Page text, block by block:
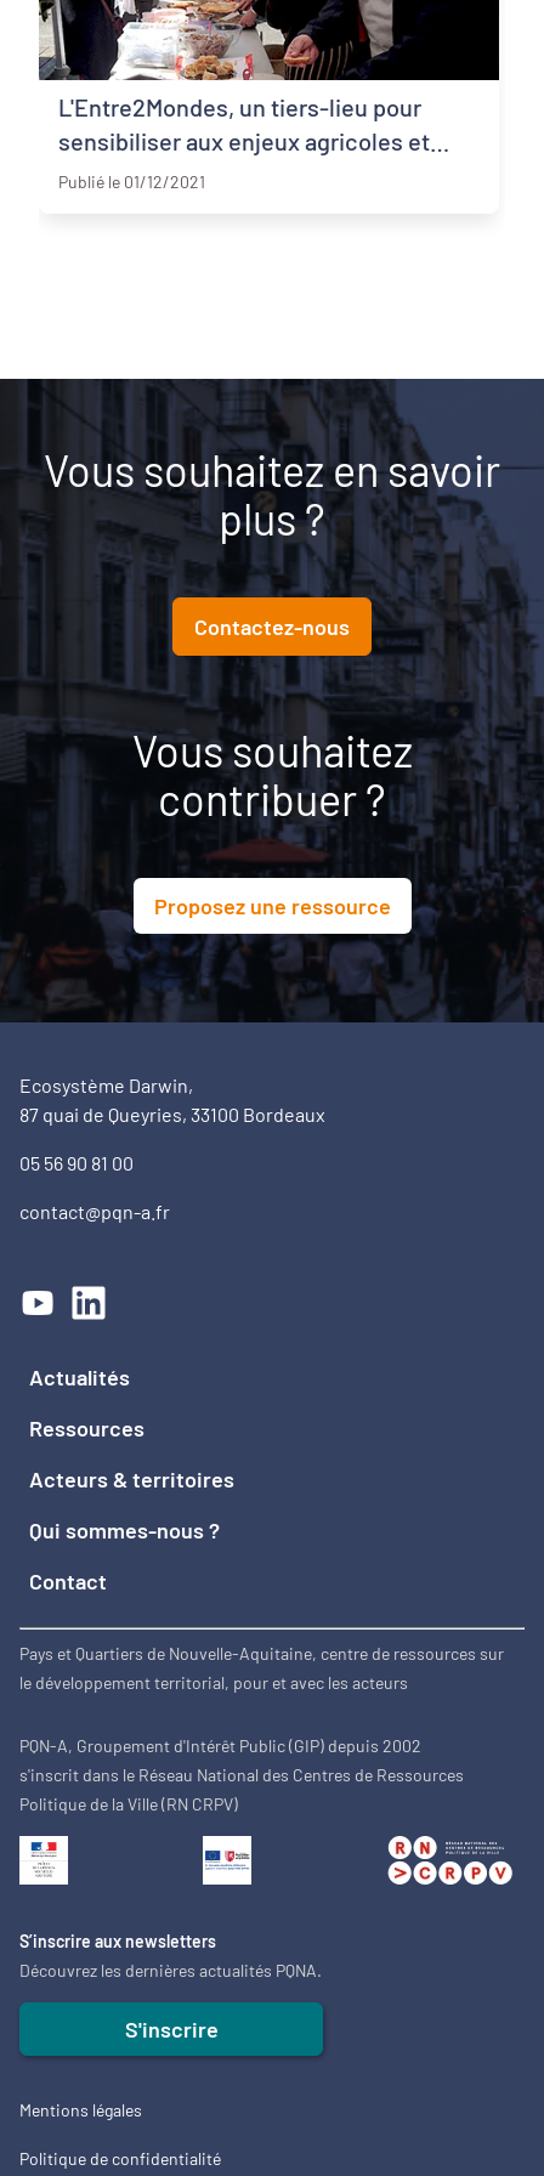
L'Entre2Mondes, un tiers-lieu pour
sensibiliser aux enjeux agricoles et
alimentaires
Publié le 01/12/2021
Vous souhaitez en savoir
plus ?
Contactez-nous
Vous souhaitez
contribuer ?
Proposez une ressource
Ecosystème Darwin,
87 quai de Queyries, 33100 Bordeaux
05 56 90 81 00
contact@pqn-a.fr
Actualités
Ressources
Acteurs & territoires
Qui sommes-nous ?
Contact
Pays et Quartiers de Nouvelle-Aquitaine, centre de ressources sur
le développement territorial, pour et avec les acteurs
PQN-A, Groupement d'Intérêt Public (GIP) depuis 2002
s'inscrit dans le Réseau National des Centres de Ressources
Politique de la Ville (RN CRPV)
S’inscrire aux newsletters
Découvrez les dernières actualités PQNA.
S'inscrire
Mentions légales
Politique de confidentialité